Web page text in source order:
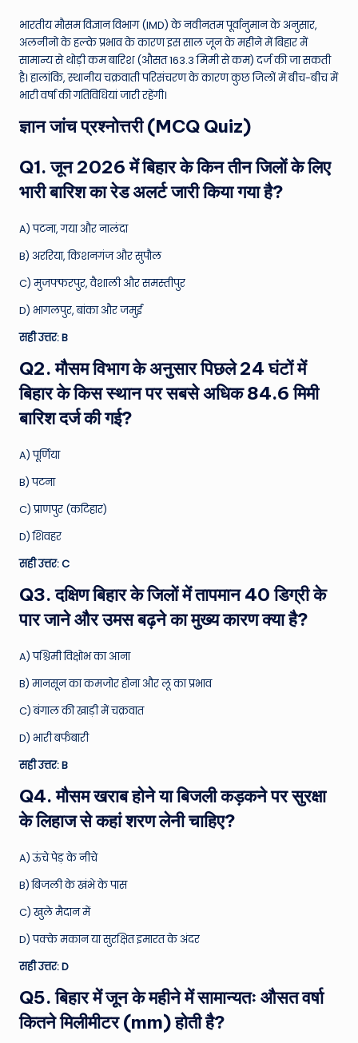
भारतीय मौसम विज्ञान विभाग (IMD) के नवीनतम पूर्वानुमान के अनुसार,
अलनीनो के हल्के प्रभाव के कारण इस साल जून के महीने में बिहार में
सामान्य से थोड़ी कम बारिश (औसत 163.3 मिमी से कम) दर्ज की जा सकती
है। हालांकि, स्थानीय चक्रवाती परिसंचरण के कारण कुछ जिलों में बीच-बीच में
भारी वर्षा की गतिविधियां जारी रहेंगी।
ज्ञान जांच प्रश्नोत्तरी (MCQ Quiz)
Q1. जून 2026 में बिहार के किन तीन जिलों के लिए
भारी बारिश का रेड अलर्ट जारी किया गया है?
A) पटना, गया और नालंदा
B) अररिया, किशनगंज और सुपौल
C) मुजफ्फरपुर, वैशाली और समस्तीपुर
D) भागलपुर, बांका और जमुई
सही उत्तर: B
Q2. मौसम विभाग के अनुसार पिछले 24 घंटों में
बिहार के किस स्थान पर सबसे अधिक 84.6 मिमी
बारिश दर्ज की गई?
A) पूर्णिया
B) पटना
C) प्राणपुर (कटिहार)
D) शिवहर
सही उत्तर: C
Q3. दक्षिण बिहार के जिलों में तापमान 40 डिग्री के
पार जाने और उमस बढ़ने का मुख्य कारण क्या है?
A) पश्चिमी विक्षोभ का आना
B) मानसून का कमजोर होना और लू का प्रभाव
C) बंगाल की खाड़ी में चक्रवात
D) भारी बर्फबारी
सही उत्तर: B
Q4. मौसम खराब होने या बिजली कड़कने पर सुरक्षा
के लिहाज से कहां शरण लेनी चाहिए?
A) ऊंचे पेड़ के नीचे
B) बिजली के खंभे के पास
C) खुले मैदान में
D) पक्के मकान या सुरक्षित इमारत के अंदर
सही उत्तर: D
Q5. बिहार में जून के महीने में सामान्यतः औसत वर्षा
कितने मिलीमीटर (mm) होती है?